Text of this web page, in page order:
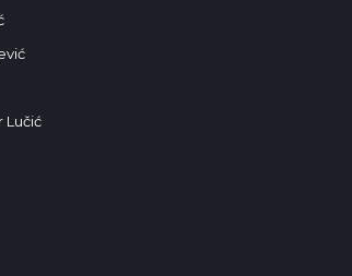
Lučić